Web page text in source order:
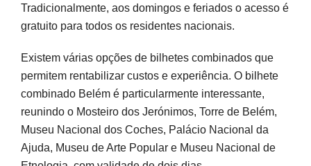
Tradicionalmente, aos domingos e feriados o acesso é
gratuito para todos os residentes nacionais.
Existem várias opções de bilhetes combinados que
permitem rentabilizar custos e experiência. O bilhete
combinado Belém é particularmente interessante,
reunindo o Mosteiro dos Jerónimos, Torre de Belém,
Museu Nacional dos Coches, Palácio Nacional da
Ajuda, Museu de Arte Popular e Museu Nacional de